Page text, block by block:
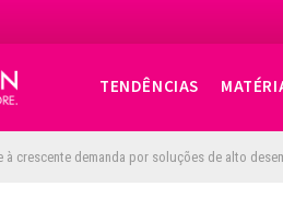
TENDÊNCIAS
crescente demanda por soluções de alto